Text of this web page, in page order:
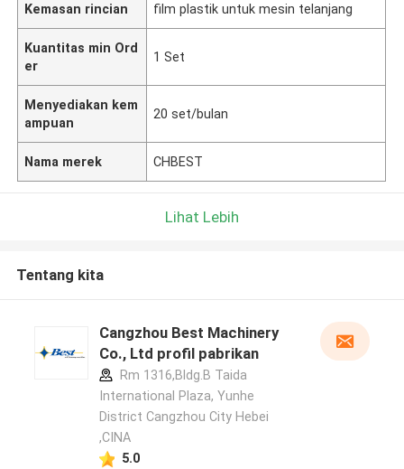
Kemasan rincian film plastik untuk mesin telanjang
Kuantitas min Ord
er
1 Set
Menyediakan kem
ampuan
20 set/bulan
Nama merek CHBEST
Lihat Lebih
Tentang kita
Cangzhou Best Machinery
Co., Ltd profil pabrikan
Rm 1316,Bldg.B Taida
International Plaza, Yunhe
District Cangzhou City Hebei
,CINA
5.0